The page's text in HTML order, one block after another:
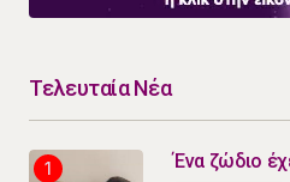
Τελευταία Νέα
Ένα ζώδιο